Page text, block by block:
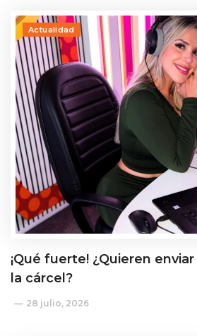
Actualidad
¡Qué fuerte! ¿Quieren
la cárcel?
28 julio, 2026